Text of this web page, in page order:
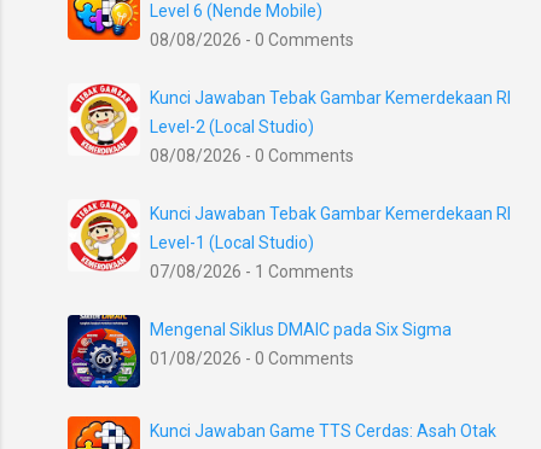
Level 6 (Nende Mobile)
08/08/2026 - 0 Comments
Kunci Jawaban Tebak Gambar Kemerdekaan RI
Level-2 (Local Studio)
08/08/2026 - 0 Comments
Kunci Jawaban Tebak Gambar Kemerdekaan RI
Level-1 (Local Studio)
07/08/2026 - 1 Comments
Mengenal Siklus DMAIC pada Six Sigma
01/08/2026 - 0 Comments
Kunci Jawaban Game TTS Cerdas: Asah Otak